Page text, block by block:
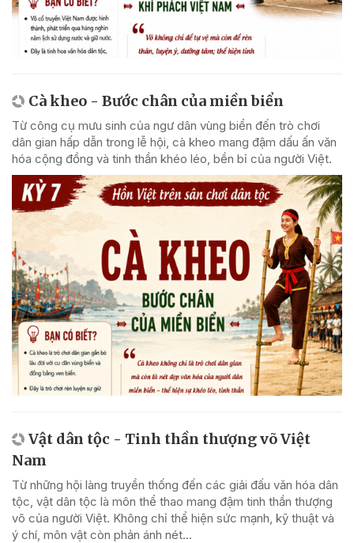
Cà kheo - Bước chân của miền biển
Từ công cụ mưu sinh của ngư dân vùng biển đến trò chơi
dân gian hấp dẫn trong lễ hội, cà kheo mang đậm dấu ấn văn
hóa cộng đồng và tinh thần khéo léo, bền bỉ của người Việt.
Vật dân tộc - Tinh thần thượng võ Việt
Nam
Từ những hội làng truyền thống đến các giải đấu văn hóa dân
tộc, vật dân tộc là môn thể thao mang đậm tinh thần thượng
võ của người Việt. Không chỉ thể hiện sức mạnh, kỹ thuật và
ý chí, môn vật còn phản ánh nét...